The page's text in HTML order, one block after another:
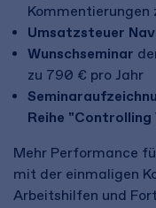
Kommentierungen
Umsatzsteuer
Wunschseminar
zu 790 € pro Jahr
Reihe "Controlling
Mehr Performance
mit der einmaligen
Arbeitshilfen und